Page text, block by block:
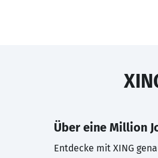
Über eine Million
Entdecke mit XING